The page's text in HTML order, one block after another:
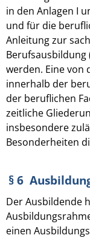
in den Anlagen I
und für die
Anleitung zur
werden. Eine von
innerhalb der
der beruflichen
zeitliche
insbesondere
Besonderheiten
§ 6
Der Ausbildende
einen